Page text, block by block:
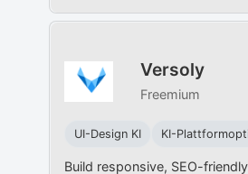
Versoly
Freemium
UI-Design KI KI-
Build responsive, SEO-